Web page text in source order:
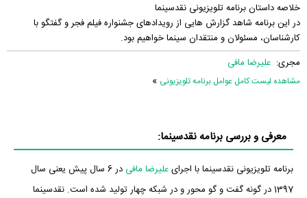
خلاصه داستان برنامه تلویزیونی نقدسینما
در این برنامه شاهد گزارش هایی از رویدادهای جشنواره فیلم فجر و گفتگو با
کارشناسان، مسئولان و منتقدان سینما خواهیم بود.
مجری: علیرضا مافی
مشاهده لیست کامل عوامل برنامه تلویزیونی »
معرفی و بررسی برنامه نقدسینما:
برنامه تلویزیونی نقدسینما با اجرایعلیرضا مافی
در 6 سال پیش یعنی سال
1397 در گونه گفت و گو محور و در شبکه چهار تولید شده است. نقدسینما